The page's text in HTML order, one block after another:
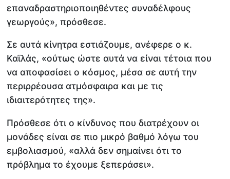
επαναδραστηριοποιηθέντες συναδέλφους
γεωργούς», πρόσθεσε.
Σε αυτά κίνητρα εστιάζουμε, ανέφερε ο κ.
Καϊλάς, «ούτως ώστε αυτά να είναι τέτοια που
να αποφασίσει ο κόσμος, μέσα σε αυτή την
περιρρέουσα ατμόσφαιρα και με τις
ιδιαιτερότητες της».
Πρόσθεσε ότι ο κίνδυνος που διατρέχουν οι
μονάδες είναι σε πιο μικρό βαθμό λόγω του
εμβολιασμού, «αλλά δεν σημαίνει ότι το
πρόβλημα το έχουμε ξεπεράσει».